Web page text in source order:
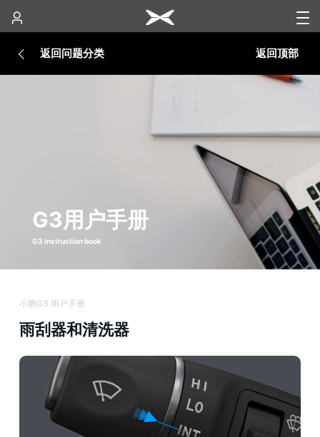
返回问题分类 返回顶部
G3用户手册
G3 instruction book
小鹏G3 用户手册
雨刮器和清洗器